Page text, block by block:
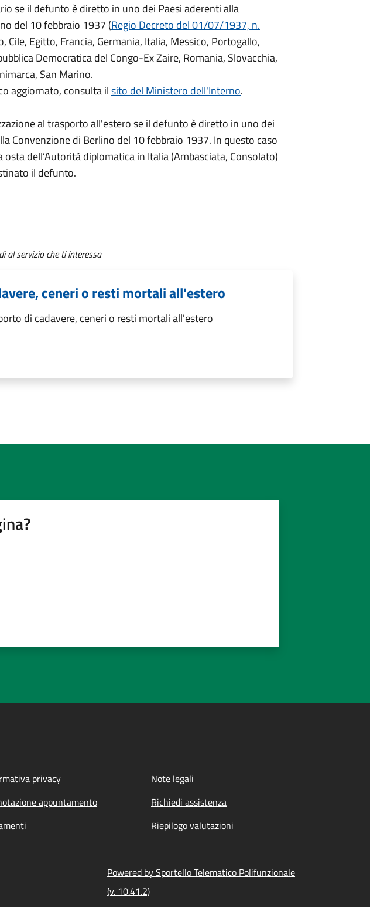
se il defunto è diretto in uno dei Paesi aderenti alla
del 10 febbraio 1937 (Regio Decreto del 01/07/1937, n.
Cile, Egitto, Francia, Germania, Italia, Messico, Portogallo,
Democratica del Congo-Ex Zaire, Romania, Slovacchia,
San Marino.
aggiornato, consulta ilsito del Ministero dell'Interno.
al trasporto all'estero se il defunto è diretto in uno dei
Convenzione di Berlino del 10 febbraio 1937. In questo caso
osta dell’Autorità diplomatica in Italia (Ambasciata, Consolato)
il defunto.
al servizio che ti interessa
ceneri o resti mortali all'estero
di cadavere, ceneri o resti mortali all'estero
privacy
Note legali
appuntamento
Richiedi assistenza
Riepilogo valutazioni
Powered by Sportello Telematico Polifunzionale
(v. 10.41.2)